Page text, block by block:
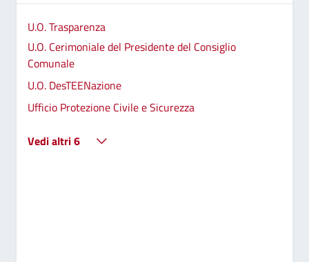
U.O. Trasparenza
U.O. Cerimoniale del Presidente del Consiglio
Comunale
U.O. DesTEENazione
Ufficio Protezione Civile e Sicurezza
Vedi altri 6